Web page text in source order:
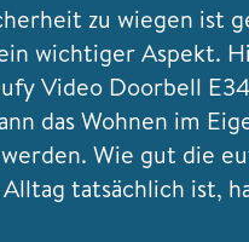
zu wiegen ist
wichtiger Aspekt.
Video Doorbell
das Wohnen im
Wie gut die
tatsächlich ist,